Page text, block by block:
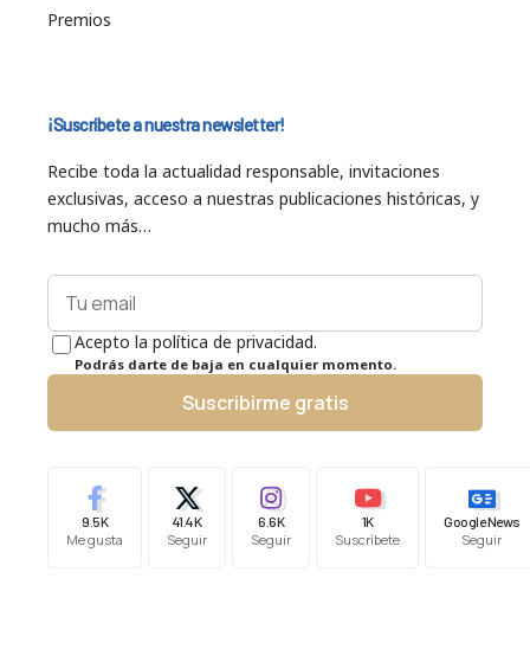
Premios
¡Suscríbete a nuestra newsletter!
Recibe toda la actualidad responsable, invitaciones
exclusivas, acceso a nuestras publicaciones históricas, y
mucho más…
Acepto la política de privacidad.
Podrás darte de baja en cualquier momento.
Suscribirme gratis
9.5K
Me gusta
41.4K
Seguir
6.6K
Seguir
1K
Suscríbete
Google News
Seguir